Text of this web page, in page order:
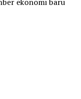
ekonomi baru